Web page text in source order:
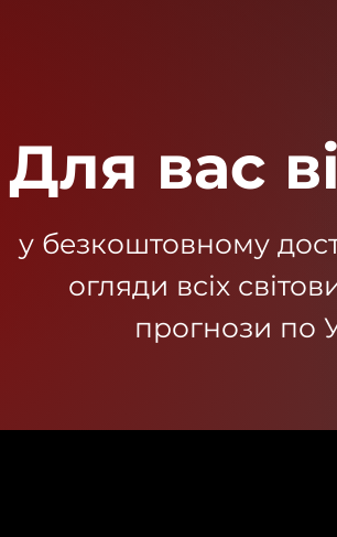
Для вас
у безкоштовному
огляди всіх
прогнози по